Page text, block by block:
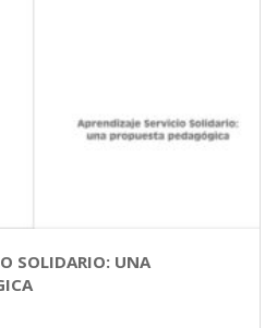
SOLIDARIO: UNA